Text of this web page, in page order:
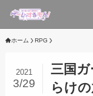
ホーム RPG
三国
らけ
2021
3/29